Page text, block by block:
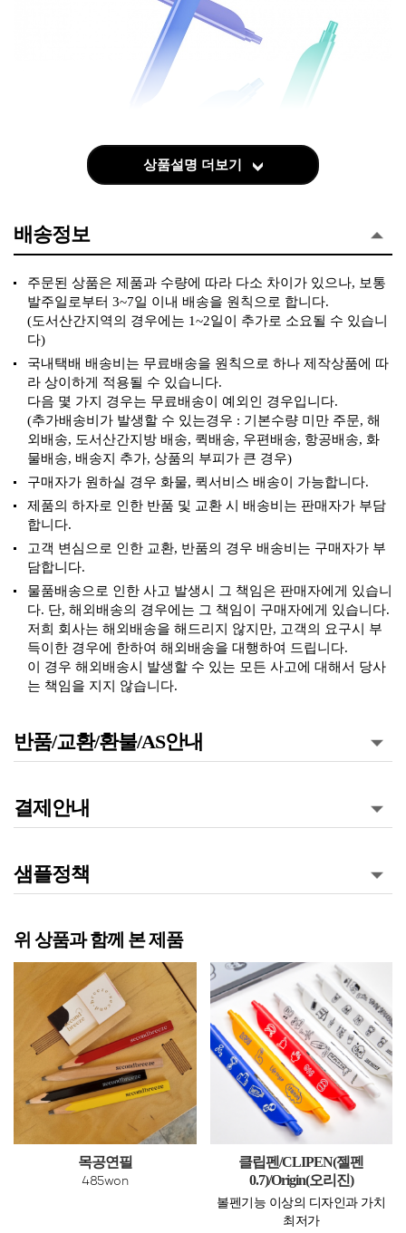
상품설명 더보기
배송정보
주문된 상품은 제품과 수량에 따라 다소 차이가 있으나, 보통
발주일로부터 3~7일 이내 배송을 원칙으로 합니다.
(도서산간지역의 경우에는 1~2일이 추가로 소요될 수 있습니
다)
국내택배 배송비는 무료배송을 원칙으로 하나 제작상품에 따
라 상이하게 적용될 수 있습니다.
다음 몇 가지 경우는 무료배송이 예외인 경우입니다.
(추가배송비가 발생할 수 있는경우 : 기본수량 미만 주문, 해
외배송, 도서산간지방 배송, 퀵배송, 우편배송, 항공배송, 화
물배송, 배송지 추가, 상품의 부피가 큰 경우)
구매자가 원하실 경우 화물, 퀵서비스 배송이 가능합니다.
제품의 하자로 인한 반품 및 교환 시 배송비는 판매자가 부담
합니다.
고객 변심으로 인한 교환, 반품의 경우 배송비는 구매자가 부
담합니다.
물품배송으로 인한 사고 발생시 그 책임은 판매자에게 있습니
다. 단, 해외배송의 경우에는 그 책임이 구매자에게 있습니다.
저희 회사는 해외배송을 해드리지 않지만, 고객의 요구시 부
득이한 경우에 한하여 해외배송을 대행하여 드립니다.
이 경우 해외배송시 발생할 수 있는 모든 사고에 대해서 당사
는 책임을 지지 않습니다.
반품/교환/환불/AS안내
결제안내
샘플정책
위 상품과 함께 본 제품
목공연필
485won
클립펜/CLIPEN(젤펜
0.7)/Origin(오리진)
볼펜기능 이상의 디자인과 가치
최저가